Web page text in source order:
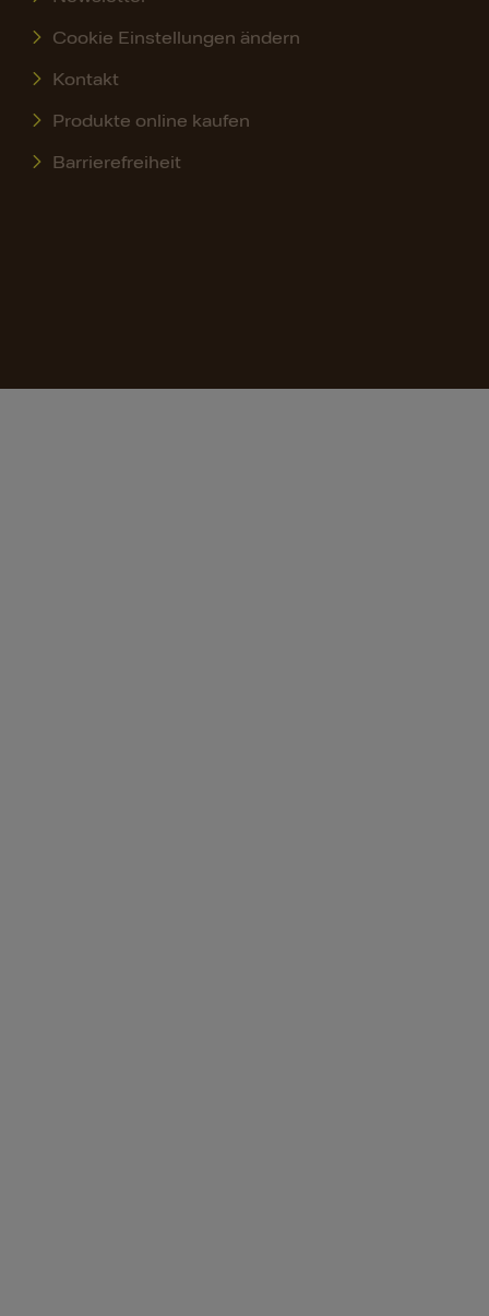
Cookie Einstellungen ändern
Kontakt
Produkte online kaufen
Barrierefreiheit